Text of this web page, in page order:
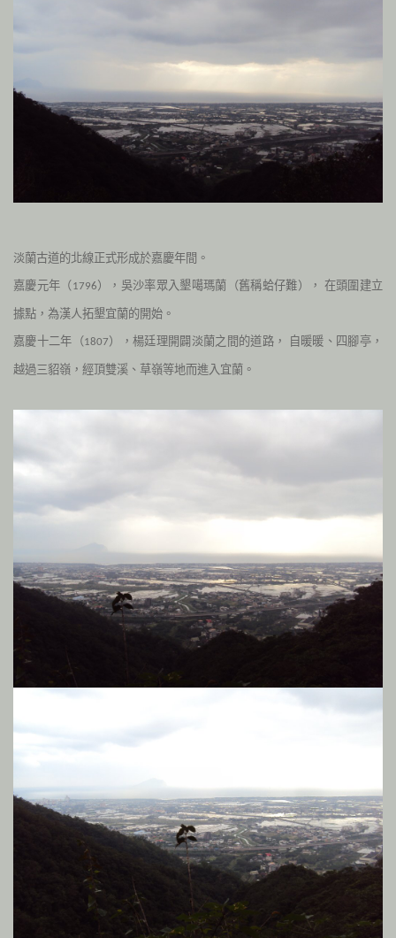
淡蘭古道的北線正式形成於嘉慶年間。
嘉慶元年（1796），吳沙率眾入墾噶瑪蘭（舊稱蛤仔難）， 在頭圍建立
據點，為漢人拓墾宜蘭的開始。
嘉慶十二年（1807），楊廷理開闢淡蘭之間的道路，
自暖暖、四腳亭，
越過三貂嶺，經頂雙溪、草嶺等地而進入宜蘭。